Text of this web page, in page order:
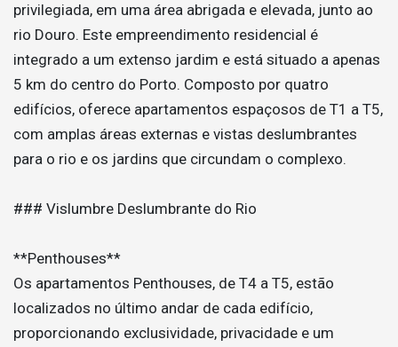
privilegiada, em uma área abrigada e elevada, junto ao
rio Douro. Este empreendimento residencial é
integrado a um extenso jardim e está situado a apenas
5 km do centro do Porto. Composto por quatro
edifícios, oferece apartamentos espaçosos de T1 a T5,
com amplas áreas externas e vistas deslumbrantes
para o rio e os jardins que circundam o complexo.
### Vislumbre Deslumbrante do Rio
**Penthouses**
Os apartamentos Penthouses, de T4 a T5, estão
localizados no último andar de cada edifício,
proporcionando exclusividade, privacidade e um